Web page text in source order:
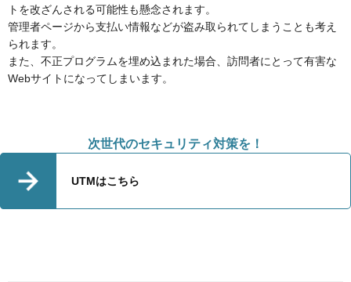
トを改ざんされる可能性も懸念されます。
管理者ページから支払い情報などが盗み取られてしまうことも考え
られます。
また、不正プログラムを埋め込まれた場合、訪問者にとって有害な
Webサイトになってしまいます。
次世代のセキュリティ対策を！
UTMはこちら